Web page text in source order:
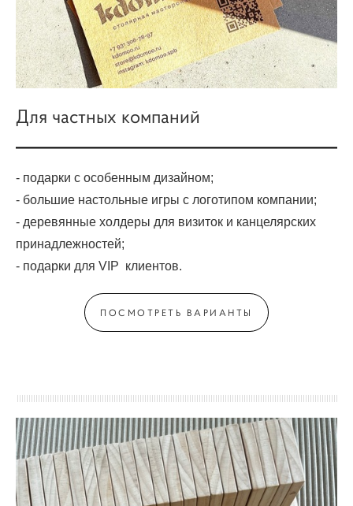
Для частных компаний
- подарки с особенным дизайном;
- большие настольные игры с логотипом компании;
- деревянные холдеры для визиток и канцелярских
принадлежностей;
- подарки для VIP клиентов.
ПОСМОТРЕТЬ ВАРИАНТЫ